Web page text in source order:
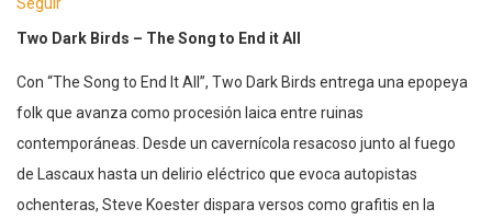
Two Dark Birds – The Song to End it All
Con “The Song to End It All”, Two Dark Birds entrega una epopeya
folk que avanza como procesión laica entre ruinas
contemporáneas. Desde un cavernícola resacoso junto al fuego
de Lascaux hasta un delirio eléctrico que evoca autopistas
ochenteras, Steve Koester dispara versos como grafitis en la